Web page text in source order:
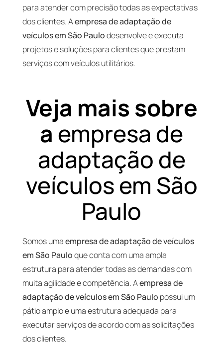
para atender com precisão todas as expectativas
dos clientes. Aempresa de adaptação de
veículos em São Paulodesenvolve e executa
projetos e soluções para clientes que prestam
serviços com veículos utilitários.
Veja mais sobre
a empresa de
adaptação de
veículos em São
Paulo
Somos umaempresa de adaptação de veículos
em São Pauloque conta com uma ampla
estrutura para atender todas as demandas com
muita agilidade e competência. Aempresa de
adaptação de veículos em São Paulo possui um
pátio amplo e uma estrutura adequada para
executar serviços de acordo com as solicitações
dos clientes.